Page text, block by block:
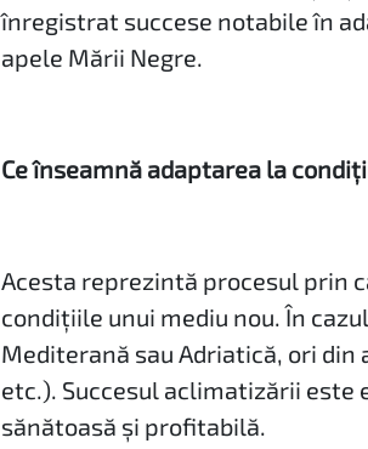
înregistrat succese notabile în
apele Mării Negre.
Ce înseamnă adaptarea la
Acesta reprezintă procesul prin
condițiile unui mediu nou. În
Mediterană sau Adriatică, ori
etc.). Succesul aclimatizării
sănătoasă și profitabilă.